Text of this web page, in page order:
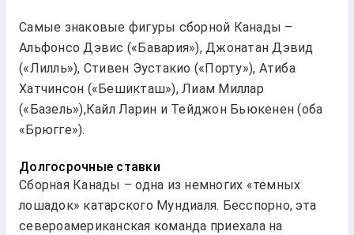
Самые знаковые фигуры сборной Канады –
Альфонсо Дэвис («Бавария»), Джонатан Дэвид
(«Лилль»), Стивен Эустакио («Порту»), Атиба
Хатчинсон («Бешикташ»), Лиам Миллар
(«Базель»),Кайл Ларин и Тейджон Бьюкенен (оба
«Брюгге»).
Долгосрочные ставки
Сборная Канады – одна из немногих «темных
лошадок» катарского Мундиаля. Бесспорно, эта
североамериканская команда приехала на